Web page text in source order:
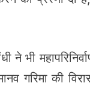
ने भी
गरिमा की